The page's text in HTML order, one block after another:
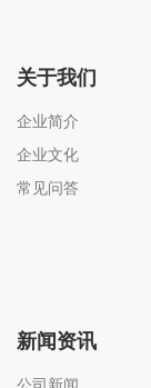
关于我们
企业简介
企业文化
常见问答
新闻资讯